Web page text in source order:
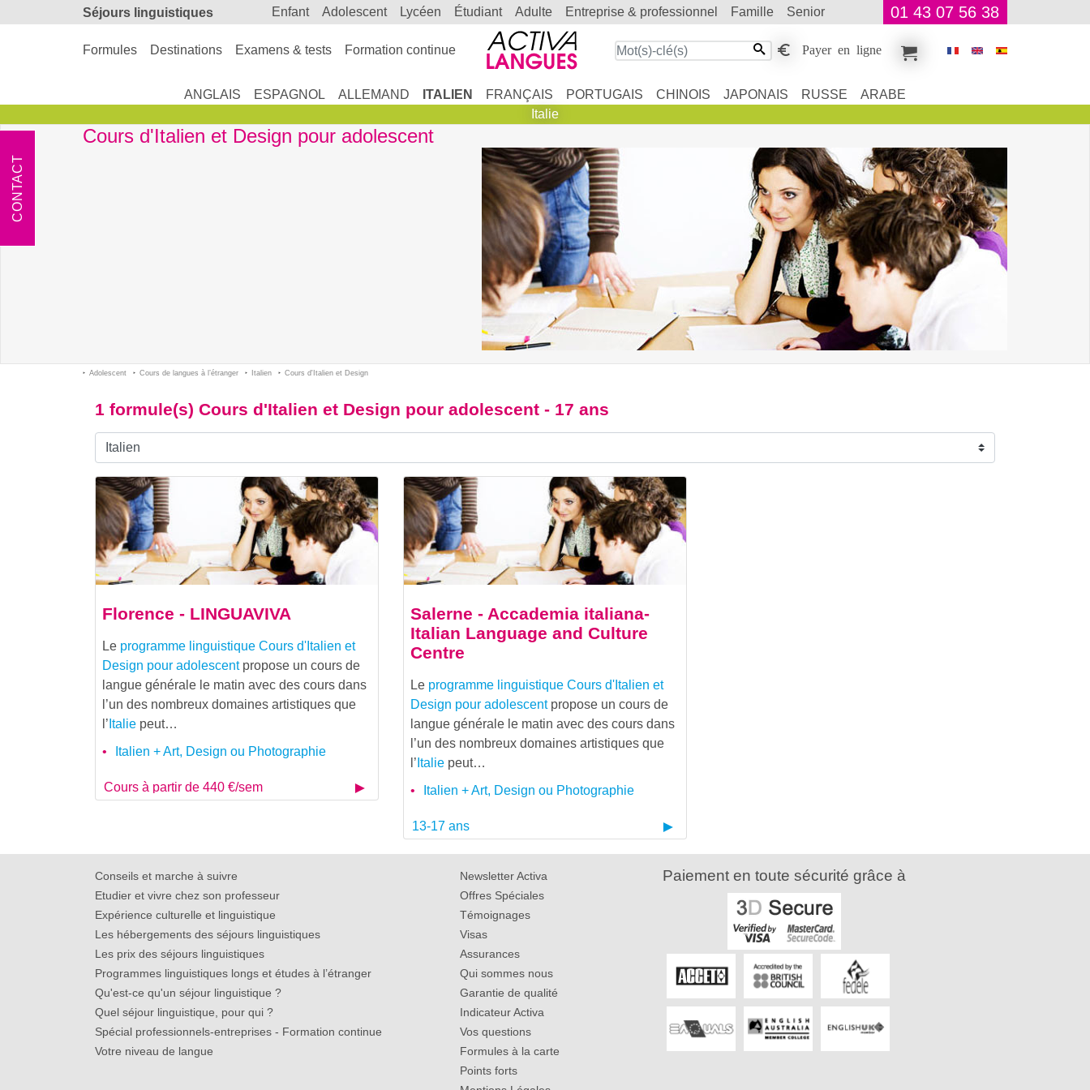
Séjours linguistiques enfant adolescent lycéen étudiant adulte entreprise & professionnel famille senior 01 43 07 56 38
Formules Destinations Examens & tests Formation continue Payer en ligne
ANGLAIS ESPAGNOL ALLEMAND ITALIEN FRANÇAIS PORTUGAIS CHINOIS JAPONAIS RUSSE
ARABE
Italie
Cours d'Italien et Design pour adolescent
Adolescent Cours de langues à l’étranger Italien Cours d'Italien et Design
1 formule(s) Cours d'Italien et Design pour adolescent - 17 ans
Florence - LINGUAVIVA
Le programme linguistique Cours d'Italien et
Design pour adolescentpropose un cours de
langue générale le matin avec des cours dans
l’un des nombreux domaines artistiques que
l’ Italie peut…
Italien + Art, Design ou Photographie
Cours à partir de 440 €/sem
Salerne - Accademia italiana-
Italian Language and Culture
Centre
Le programme linguistique Cours d'Italien et
Design pour adolescentpropose un cours de
langue générale le matin avec des cours dans
l’un des nombreux domaines artistiques que
l’ Italiepeut…
Italien + Art, Design ou Photographie
13-17 ans
CONTACT
Conseils et marche à suivre
Etudier et vivre chez son professeur
Expérience culturelle et linguistique
Les hébergements des séjours linguistiques
Les prix des séjours linguistiques
Programmes linguistiques longs et études à l’étranger
Qu'est-ce qu'un séjour linguistique ?
Quel séjour linguistique, pour qui ?
Spécial professionnels-entreprises - Formation continue
Votre niveau de langue
Newsletter Activa
Offres Spéciales
Témoignages
Visas
Assurances
Qui sommes nous
Garantie de qualité
Indicateur Activa
Vos questions
Formules à la carte
Points forts
Paiement en toute sécurité grâce à